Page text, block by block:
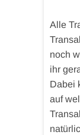
Alle
noch
ihr
Dabei
auf